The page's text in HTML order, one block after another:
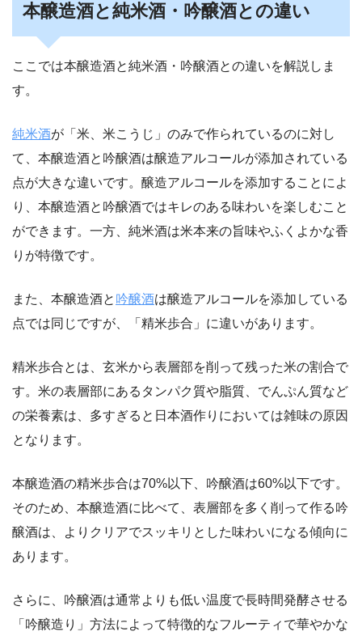
本醸造酒と純米酒・吟醸酒との違い
ここでは本醸造酒と純米酒・吟醸酒との違いを解説しま
す。
純米酒が「米、米こうじ」のみで作られているのに対し
て、本醸造酒と吟醸酒は醸造アルコールが添加されている
点が大きな違いです。醸造アルコールを添加することによ
り、本醸造酒と吟醸酒ではキレのある味わいを楽しむこと
ができます。一方、純米酒は米本来の旨味やふくよかな香
りが特徴です。
また、本醸造酒と 吟醸酒は醸造アルコールを添加している
点では同じですが、「精米歩合」に違いがあります。
精米歩合とは、玄米から表層部を削って残った米の割合で
す。米の表層部にあるタンパク質や脂質、でんぷん質など
の栄養素は、多すぎると日本酒作りにおいては雑味の原因
となります。
本醸造酒の精米歩合は70%以下、吟醸酒は60%以下です。
そのため、本醸造酒に比べて、表層部を多く削って作る吟
醸酒は、よりクリアでスッキリとした味わいになる傾向に
あります。
さらに、吟醸酒は通常よりも低い温度で長時間発酵させる
「吟醸造り」方法によって特徴的なフルーティで華やかな